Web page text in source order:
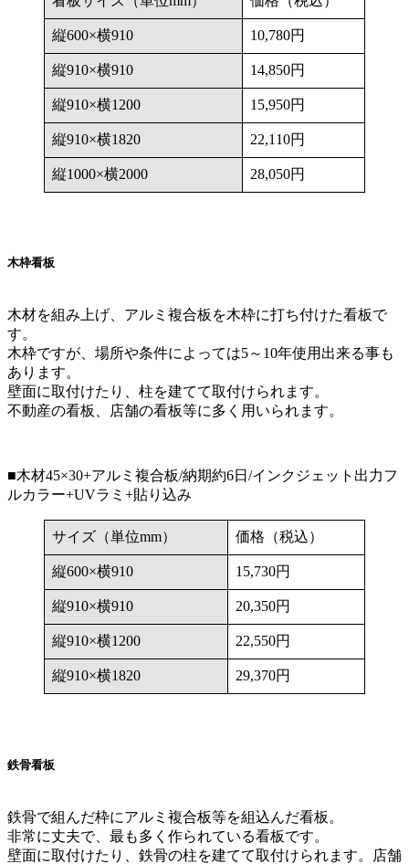
縦600×横910 10,780円
縦910×横910 14,850円
縦910×横1200 15,950円
縦910×横1820 22,110円
縦1000×横2000 28,050円
木枠看板
木材を組み上げ、アルミ複合板を木枠に打ち付けた看板で
す。
木枠ですが、場所や条件によっては5～10年使用出来る事も
あります。
壁面に取付けたり、柱を建てて取付けられます。
不動産の看板、店舗の看板等に多く用いられます。
■木材45×30+アルミ複合板/納期約6日/インクジェット出力フ
ルカラー+UVラミ+貼り込み
サイズ（単位mm） 価格（税込）
縦600×横910 15,730円
縦910×横910 20,350円
縦910×横1200 22,550円
縦910×横1820 29,370円
鉄骨看板
鉄骨で組んだ枠にアルミ複合板等を組込んだ看板。
非常に丈夫で、最も多く作られている看板です。
壁面に取付けたり、鉄骨の柱を建てて取付けられます。店舗